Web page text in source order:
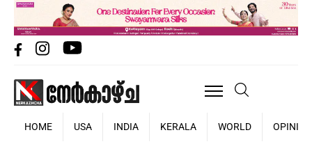
HOME USA INDIA KERALA WORLD OPINION